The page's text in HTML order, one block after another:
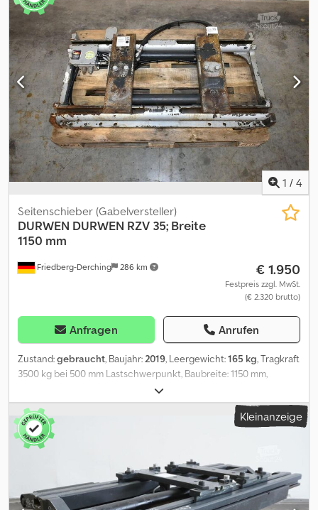
mm, Seitenschub unabhängig vom Öffnungsbereich,
Öffnungsbereich Mitte - Mitte Gabel: 250 - 1050 mm, FEM III,
Baubreite 1.150 mm, incl FEM III A Gabelzinken, incl Schläuche,
forkCarriageWidth: 1150, forkLength: 1100, loadCentreOfGravity:
500, ownCentre: 63 Csdpfxezkmvdo Ab Rerf
1 / 4
Friedberg-Derching 286 km
Seitenschieber (Gabelversteller)
DURWEN DURWEN RZV 35; Breite
1150 mm
€ 1.950
Festpreis zzgl. MwSt.
(€ 2.320 brutto)
Anfragen Anrufen
Zustand:gebraucht, Baujahr: 2019, Leergewicht:165 kg, Tragkraft
3500 kg bei 500 mm Lastschwerpunkt, Baubreite: 1150 mm,
Öffnungsbereich: 490-1230 mm, Aufhängung: FEM3, Vorbaumaß:
138 mm, Eigenschwerpunkt: 65 mm, gebrauchtes DURWEN RZV 35
Zinkenverstellgerät mit Ventilblockseitenschub, Baubreite 1.150
mm, Öffnungsbereich Führungssystem 490-1230 mm abhängig
vom Verstellbereich, FEM III, inkl. Schläuche, Gabelträgerbreite:
1150 mm, Lastschwerpunktabstand: 500 mm, Eigenschwerpunkt:
65 mm Crsdpfezkmu Tex Ab Ref
Kleinanzeige